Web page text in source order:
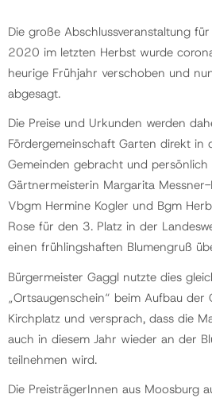
Die große Abschlussveranstaltung
2020 im letzten Herbst wurde
heurige Frühjahr verschoben und
abgesagt.
Die Preise und Urkunden werden
Fördergemeinschaft Garten direkt in
Gemeinden gebracht und persönlich
Gärtnermeisterin Margarita
Vbgm Hermine Kogler und Bgm
Rose für den 3. Platz in der
einen frühlingshaften Blumengruß
Bürgermeister Gaggl nutzte dies
„Ortsaugenschein“ beim Aufbau der
Kirchplatz und versprach, dass die
auch in diesem Jahr wieder an der
teilnehmen wird.
Die PreisträgerInnen aus Moosburg